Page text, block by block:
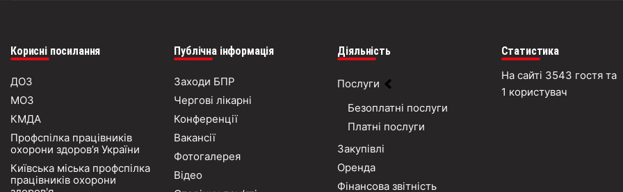
Корисні посилання
ДОЗ
МОЗ
КМДА
Профспілка працівників
охорони здоров’я України
Київська міська профспілка
працівників охорони
Публічна інформація
Заходи БПР
Чергові лікарні
Конференції
Вакансії
Фотогалерея
Відео
Діяльність
Послуги
Безоплатні послуги
Платні послуги
Закупівлі
Оренда
Фінансова звітність
Статистика
На сайті 3543 гостя та
1 користувач